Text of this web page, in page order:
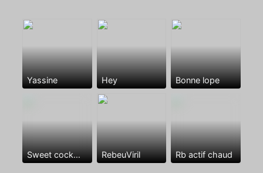
Yassine Hey Bonne lope
Sweet cock😘🍆🍆🍆❤️ RebeuViril Rb actif chaud